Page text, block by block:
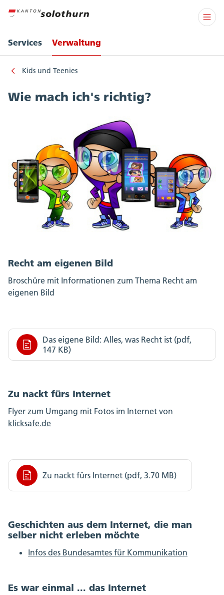
Services Verwaltung
Kids und Teenies
Wie mach ich's richtig?
Recht am eigenen Bild
Broschüre mit Informationen zum Thema Recht am
eigenen Bild
Das eigene Bild: Alles, was Recht ist (pdf,
147 KB)
Zu nackt fürs Internet
Flyer zum Umgang mit Fotos im Internet von
klicksafe.de
Zu nackt fürs Internet (pdf, 3.70 MB)
Geschichten aus dem Internet, die man
selber nicht erleben möchte
Infos des Bundesamtes für Kommunikation
Es war einmal ... das Internet